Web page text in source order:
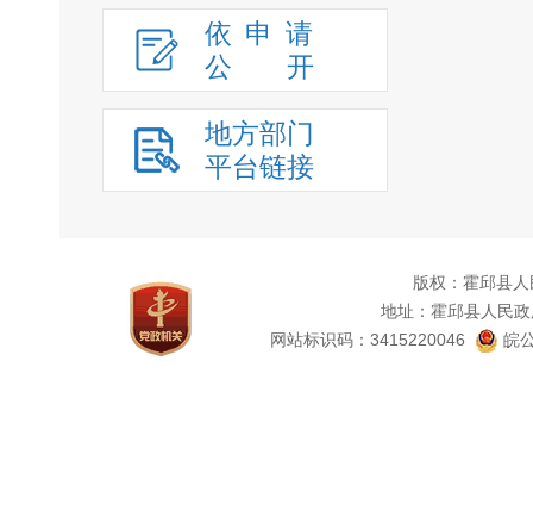
依申请
公
开
地方部门
平台链接
版权：霍邱县
地址：霍邱县人民
网站标识码：3415220046
皖